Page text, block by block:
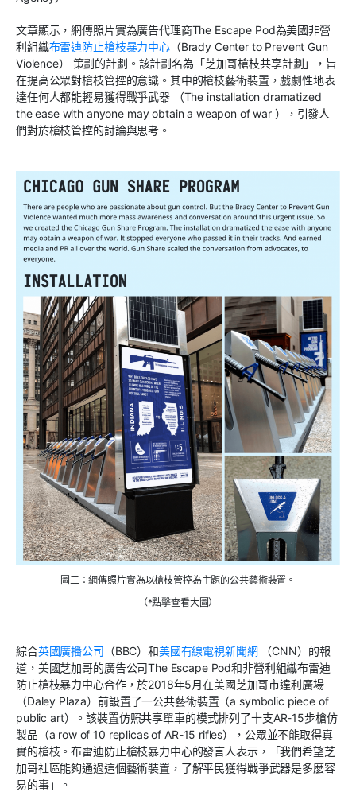
文章顯示，網傳照片實為廣告代理商The Escape Pod為美國非營
利組織布雷迪防止槍枝暴力中心（Brady Center to Prevent Gun
Violence） 策劃的計劃。該計劃名為「芝加哥槍枝共享計劃」，旨
在提高公眾對槍枝管控的意識。其中的槍枝藝術裝置，戲劇性地表
達任何人都能輕易獲得戰爭武器 （The installation dramatized
the ease with anyone may obtain a weapon of war ），引發人
們對於槍枝管控的討論與思考。
圖三：網傳照片實為以槍枝管控為主題的公共藝術裝置。
（*點擊查看大圖）
綜合英國廣播公司 （BBC）和美國有線電視新聞網（CNN）的報
道，美國芝加哥的廣告公司The Escape Pod和非營利組織布雷迪
防止槍枝暴力中心合作，於2018年5月在美國芝加哥市達利廣場
（Daley Plaza）前設置了一公共藝術裝置（a symbolic piece of
public art）。該裝置仿照共享單車的模式排列了十支AR-15步槍仿
製品（a row of 10 replicas of AR-15 rifles），公眾並不能取得真
實的槍枝。布雷迪防止槍枝暴力中心的發言人表示，「我們希望芝
加哥社區能夠通過這個藝術裝置，了解平民獲得戰爭武器是多麽容
易的事」。